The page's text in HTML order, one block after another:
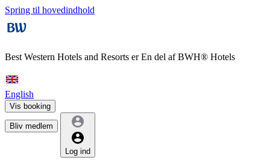
Spring til hovedindhold
Best Western Hotels and Resorts erEn del af BWH® Hotels
English
Vis booking
Bliv medlem
Log ind